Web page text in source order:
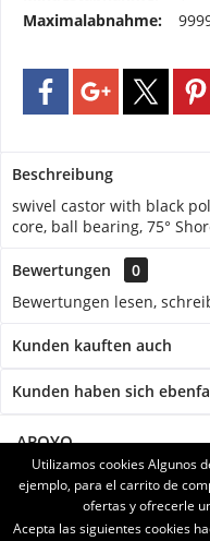
Maximalabnahme:
Beschreibung
swivel castor with black
core, ball bearing, 75°
Bewertungen
0
Bewertungen lesen,
Kunden kauften auch
Kunden haben sich
APOYO
SERVICE
Utilizamos cookies Algunos
ejemplo, para el carrito de
ofertas y ofrecerle
Acepta las siguientes cookies